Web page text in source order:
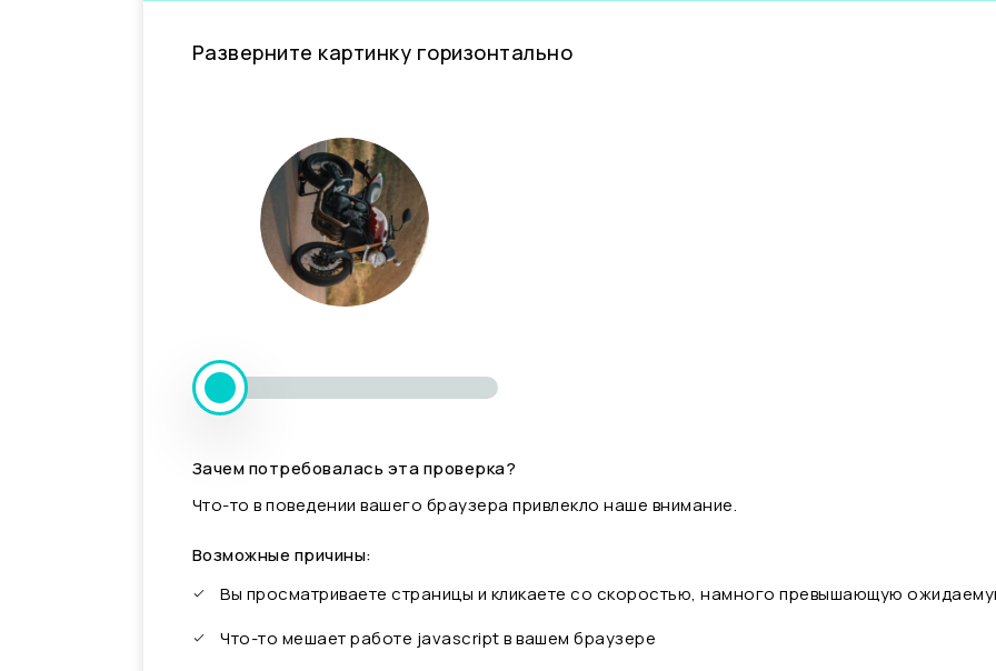
Разверните картинку горизонтально
Зачем потребовалась эта проверка?
Что-то в поведении вашего браузера привлекло наше внимание.
Возможные причины:
Вы просматриваете страницы и кликаете со скоростью, намного превышающую
Что-то мешает работе javascript в вашем браузере